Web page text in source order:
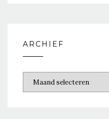
ARCHIEF